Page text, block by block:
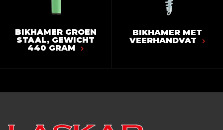
BIKHAMER GROEN
STAAL, GEWICHT
440 GRAM
BIKHAMER MET
VEERHANDVAT